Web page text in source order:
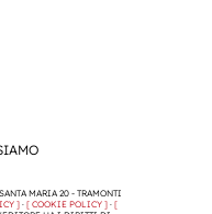
MARIA 20 - TRAMONTI
]· [ COOKIE POLICY ]· [